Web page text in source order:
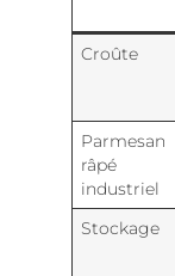
Croûte
Parmesan
râpé
industriel
Stockage